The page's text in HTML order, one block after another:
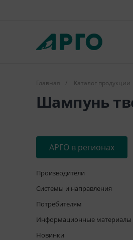
Главная / Каталог продукции
Шампунь
АРГО в регионах
Производители
Системы и направления
Потребителям
Информационные материалы
Новинки